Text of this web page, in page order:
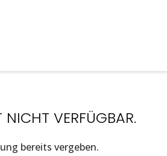
VERFÜGBAR.
bereits vergeben.